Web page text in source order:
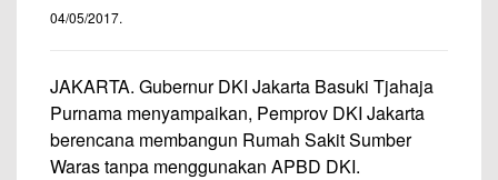
04/05/2017.
JAKARTA. Gubernur DKI Jakarta Basuki Tjahaja
Purnama menyampaikan, Pemprov DKI Jakarta
berencana membangun Rumah Sakit Sumber
Waras tanpa menggunakan APBD DKI.